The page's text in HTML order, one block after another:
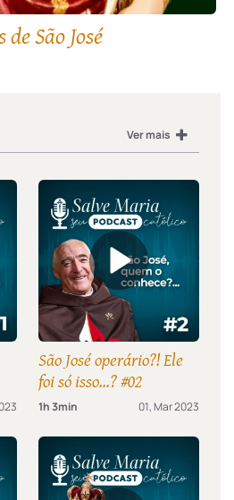
São José
Ver mais
São José operário?! Ele
foi só isso...? #02
1h 3min 01, Mar 2023